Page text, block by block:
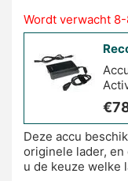
Wordt verwacht
€
Deze accu
originele lader, en
u de keuze welke